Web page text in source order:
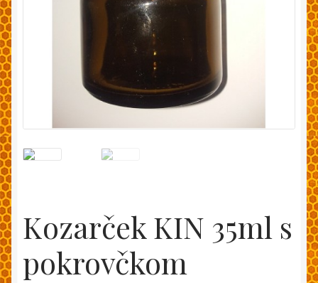
Splošni pogoji
Kozarček KIN 35ml s
pokrovčkom